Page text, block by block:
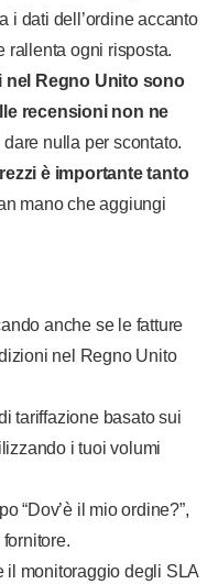
i dati dell’ordine accanto
rallenta ogni risposta.
nel Regno Unito sono
recensioni non ne
nulla per scontato.
è importante tanto
mano che aggiungi
anche se le fatture
nel Regno Unito
tariffazione basato sui
i tuoi volumi
“Dov’è il mio ordine?”,
il monitoraggio degli SLA